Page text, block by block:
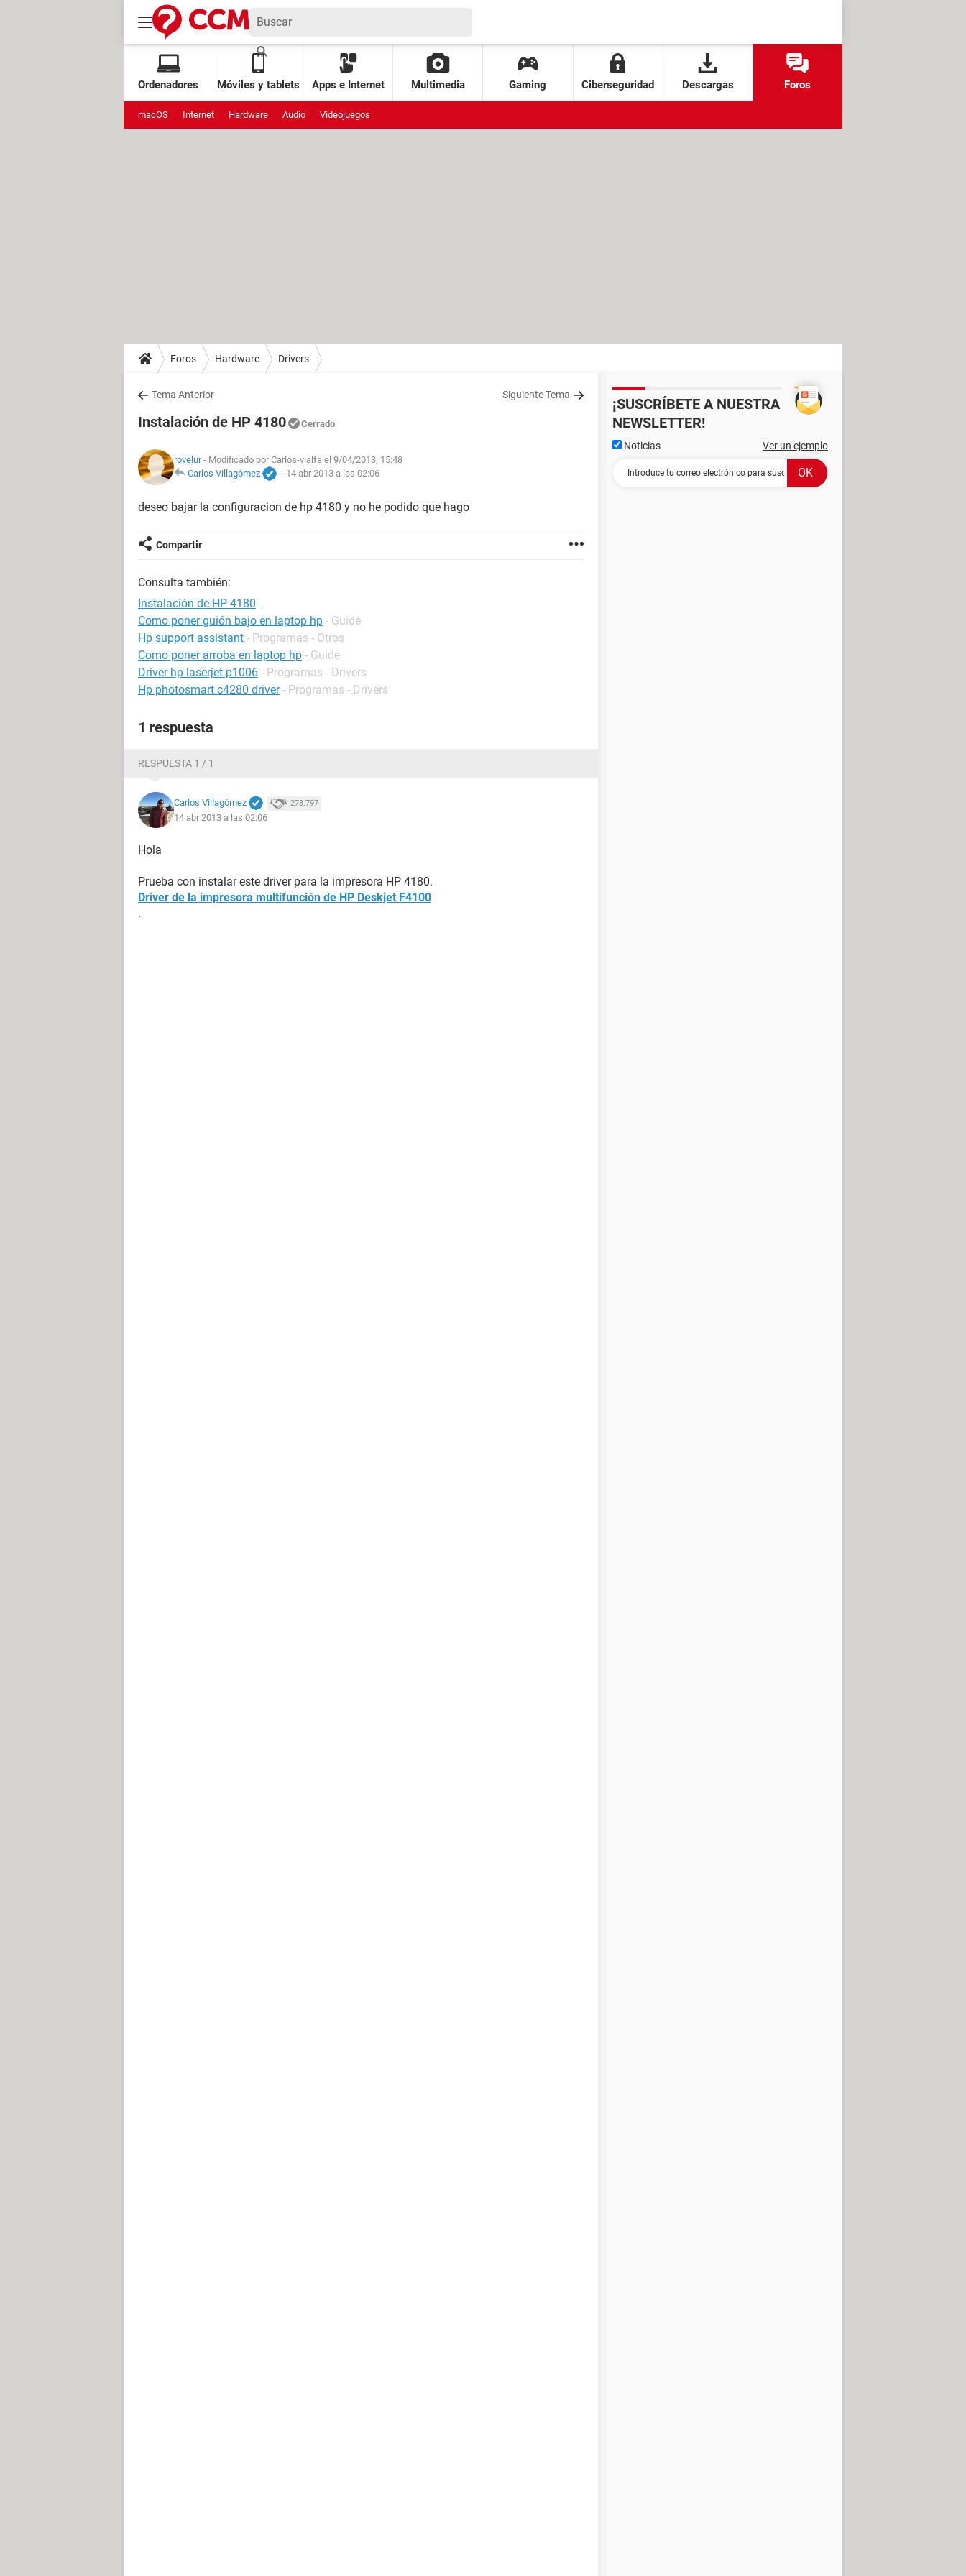
Ordenadores Móviles y tablets Apps e Internet Multimedia Gaming Ciberseguridad Descargas Foros
macOS Internet Hardware Audio Videojuegos
Foros Hardware Drivers
Tema Anterior Siguiente Tema
Instalación de HP 4180 Cerrado
rovelur- Modificado por Carlos-vialfa el 9/04/2013, 15:48
Carlos Villagómez
- 14 abr 2013 a las 02:06
deseo bajar la configuracion de hp 4180 y no he podido que hago
Compartir
Consulta también:
Instalación de HP 4180
Como poner guión bajo en laptop hp - Guide
Hp support assistant - Programas - Otros
Como poner arroba en laptop hp - Guide
Driver hp laserjet p1006 - Programas - Drivers
Hp photosmart c4280 driver - Programas - Drivers
1 respuesta
RESPUESTA 1 / 1
Carlos Villagómez 278.797
14 abr 2013 a las 02:06
Hola
Prueba con instalar este driver para la impresora HP 4180.
Driver de la impresora multifunción de HP Deskjet F4100
.
¡SUSCRÍBETE A NUESTRA
NEWSLETTER!
Noticias Ver un ejemplo